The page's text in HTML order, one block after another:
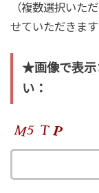
（複数選択いた
せていただきます
★画像で表示
い：